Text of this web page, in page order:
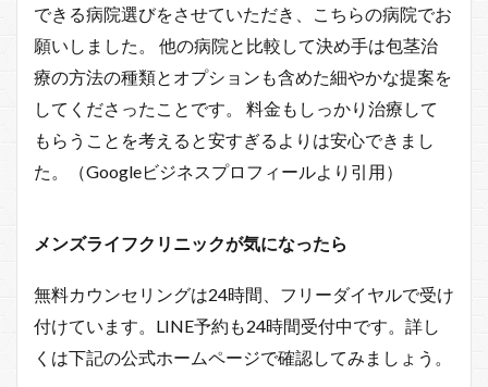
できる病院選びをさせていただき、こちらの病院でお
願いしました。 他の病院と比較して決め手は包茎治
療の方法の種類とオプションも含めた細やかな提案を
してくださったことです。 料金もしっかり治療して
もらうことを考えると安すぎるよりは安心できまし
た。（Googleビジネスプロフィールより引用）
メンズライフクリニックが気になったら
無料カウンセリングは24時間、フリーダイヤルで受け
付けています。LINE予約も24時間受付中です。詳し
くは下記の公式ホームページで確認してみましょう。